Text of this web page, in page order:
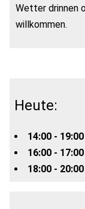
Wetter drinnen
willkommen.
Heute:
14:00 - 19:00
16:00 - 17:00
18:00 - 20:00